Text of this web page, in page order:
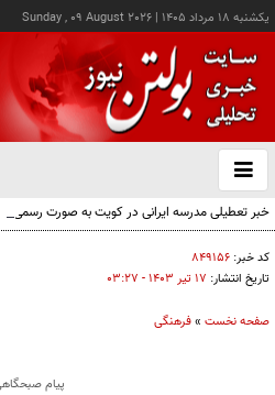
يکشنبه ۱۸ مرداد ۱۴۰۵ |
Sunday , 09 August 2026
باز
و
خبر تعطیلی مدرسه ایرانی در کویت به صورت رسمی
کد خبر: ۸۴۹۱۵۶
تاریخ انتشار: ۱۷ تير ۱۴۰۳ - ۰۳:۲۷
صفحه نخست »فرهنگی
پیام